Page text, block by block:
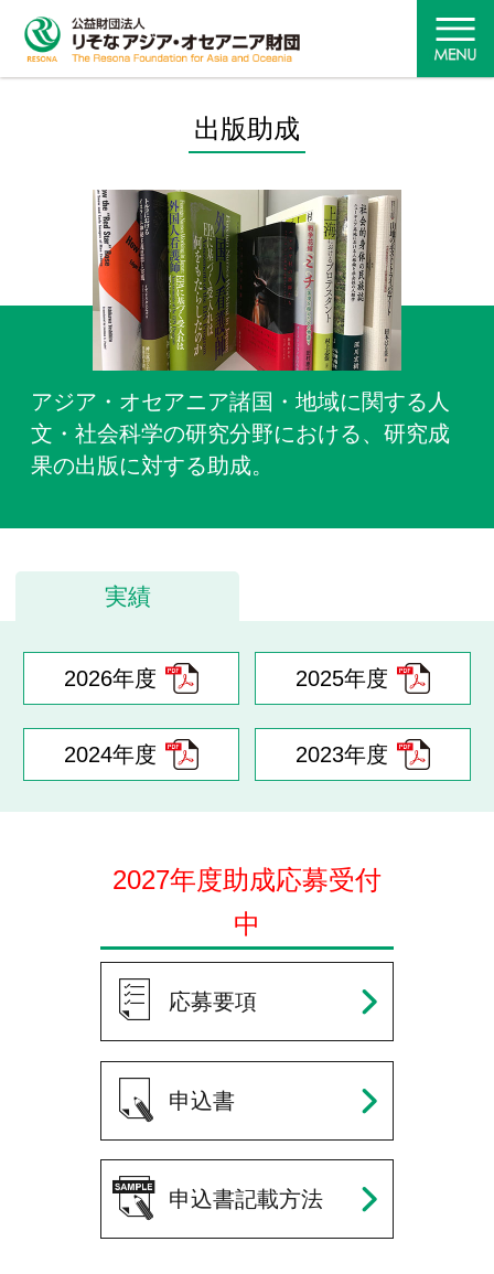
財団について
セミナー事業
セミナー
・ セミナー講演録
シンポジウム
・シンポジウム開催録
助成事業
アジア・オセアニア研究助成
・調査研究助成
・国際学術交流助成
りそな環境助成
アクセス
English
CLOSE
出版助成
アジア・オセアニア諸国・地域に関する人
文・社会科学の研究分野における、研究成
果の出版に対する助成。
実績
2026年度 2025年度
2024年度 2023年度
2027年度助成応募受付
中
応募要項
申込書
申込書記載方法